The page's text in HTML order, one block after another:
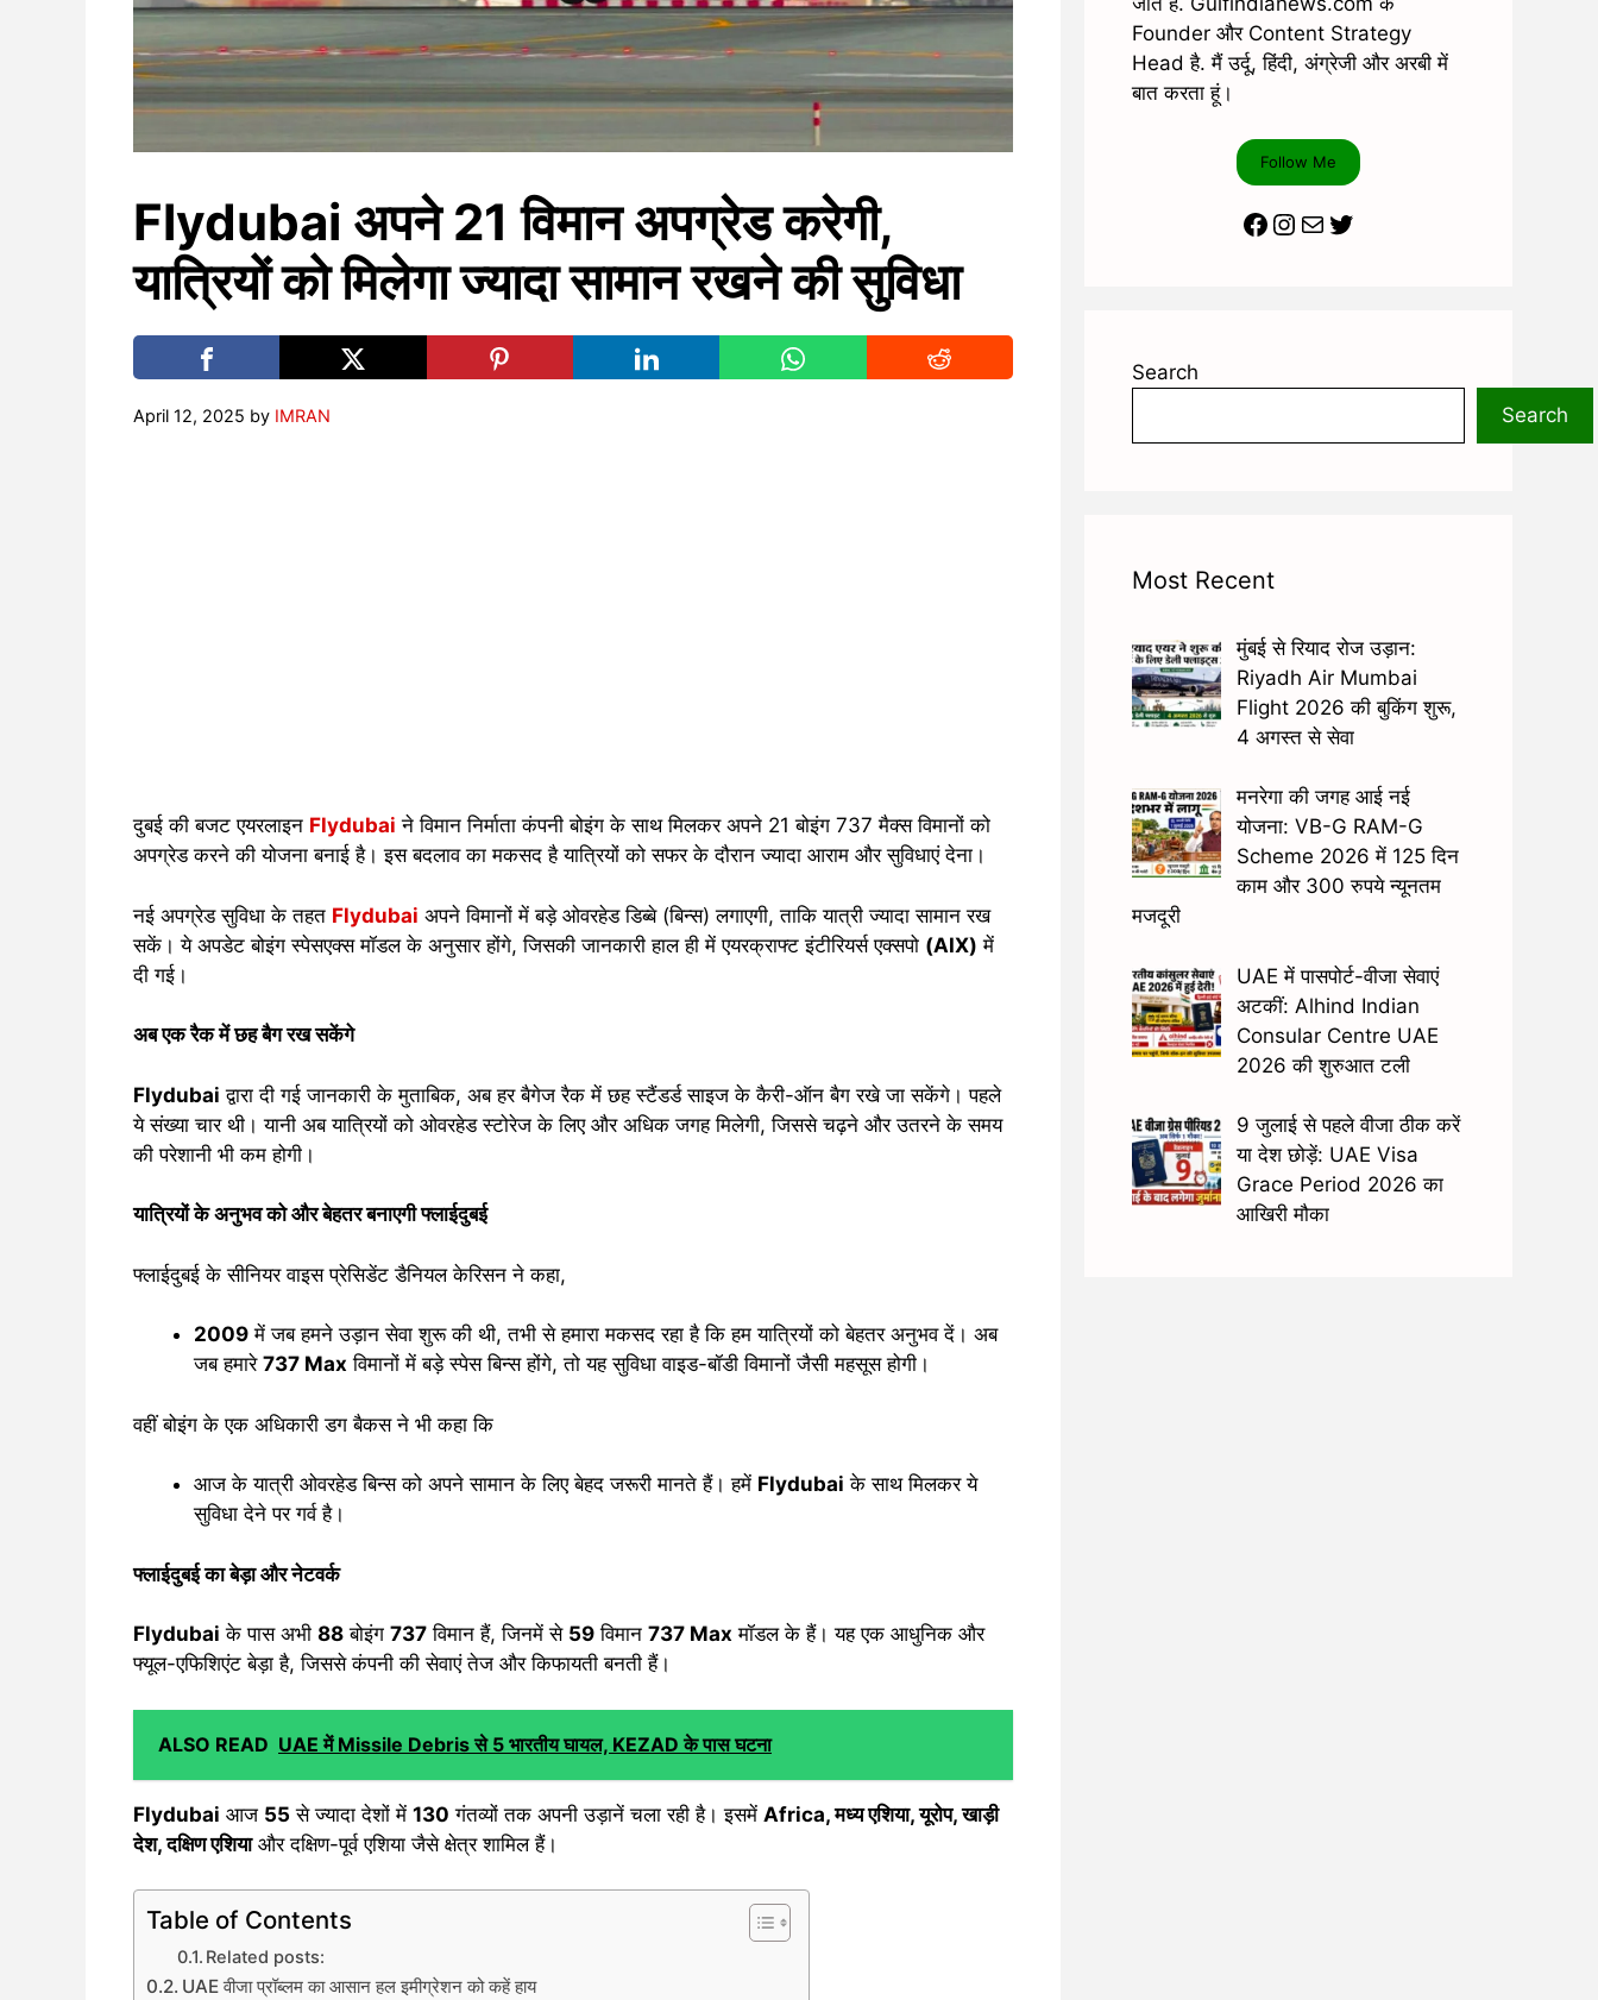
Flydubai अपने 21 विमान अपग्रेड करेगी,
यात्रियों को मिलेगा ज्यादा सामान रखने की सुविधा
April 12, 2025 by IMRAN
दुबई की बजट एयरलाइन Flydubai ने विमान निर्माता कंपनी बोइंग के साथ मिलकर अपने 21 बोइंग 737 मैक्स विमानों को
अपग्रेड करने की योजना बनाई है। इस बदलाव का मकसद है यात्रियों को सफर के दौरान ज्यादा आराम और सुविधाएं देना।
नई अपग्रेड सुविधा के तहत Flydubai अपने विमानों में बड़े ओवरहेड डिब्बे (बिन्स) लगाएगी, ताकि यात्री ज्यादा सामान रख
सकें। ये अपडेट बोइंग स्पेसएक्स मॉडल के अनुसार होंगे, जिसकी जानकारी हाल ही में एयरक्राफ्ट इंटीरियर्स एक्सपो (AIX) में
दी गई।
अब एक रैक में छह बैग रख सकेंगे
Flydubai द्वारा दी गई जानकारी के मुताबिक, अब हर बैगेज रैक में छह स्टैंडर्ड साइज के कैरी-ऑन बैग रखे जा सकेंगे। पहले
ये संख्या चार थी। यानी अब यात्रियों को ओवरहेड स्टोरेज के लिए और अधिक जगह मिलेगी, जिससे चढ़ने और उतरने के समय
की परेशानी भी कम होगी।
यात्रियों के अनुभव को और बेहतर बनाएगी फ्लाईदुबई
फ्लाईदुबई के सीनियर वाइस प्रेसिडेंट डैनियल केरिसन ने कहा,
2009 में जब हमने उड़ान सेवा शुरू की थी, तभी से हमारा मकसद रहा है कि हम यात्रियों को बेहतर अनुभव दें। अब
जब हमारे 737 Max विमानों में बड़े स्पेस बिन्स होंगे, तो यह सुविधा वाइड-बॉडी विमानों जैसी महसूस होगी।
वहीं बोइंग के एक अधिकारी डग बैकस ने भी कहा कि
आज के यात्री ओवरहेड बिन्स को अपने सामान के लिए बेहद जरूरी मानते हैं। हमें Flydubai के साथ मिलकर ये
सुविधा देने पर गर्व है।
फ्लाईदुबई का बेड़ा और नेटवर्क
Flydubai के पास अभी 88 बोइंग 737 विमान हैं, जिनमें से 59 विमान 737 Max मॉडल के हैं। यह एक आधुनिक और
फ्यूल-एफिशिएंट बेड़ा है, जिससे कंपनी की सेवाएं तेज और किफायती बनती हैं।
ALSO READ UAE में Missile Debris से 5 भारतीय घायल, KEZAD के पास घटना
Flydubai आज 55 से ज्यादा देशों में 130 गंतव्यों तक अपनी उड़ानें चला रही है। इसमें Africa, मध्य एशिया, यूरोप, खाड़ी
देश, दक्षिण एशियाऔर दक्षिण-पूर्व एशिया जैसे क्षेत्र शामिल हैं।
Table of Contents
Related posts:
UAE वीजा प्रॉब्लम का आसान हल इमीग्रेशन को कहें हाय
Founder और Content Strategy
Head है. मैं उर्दू, हिंदी, अंग्रेजी और अरबी में
बात करता हूं।
Follow Me
Facebook
Instagram
MailTwitter
Search
Search
Most Recent
मुंबई से रियाद रोज उड़ान:
Riyadh Air Mumbai
Flight 2026 की बुकिंग शुरू,
4 अगस्त से सेवा
मनरेगा की जगह आई नई
योजना: VB-G RAM-G
Scheme 2026 में 125 दिन
काम और 300 रुपये न्यूनतम
मजदूरी
UAE में पासपोर्ट-वीजा सेवाएं
अटकीं: Alhind Indian
Consular Centre UAE
2026 की शुरुआत टली
9 जुलाई से पहले वीजा ठीक करें
या देश छोड़ें: UAE Visa
Grace Period 2026 का
आखिरी मौका